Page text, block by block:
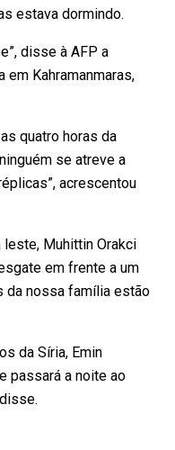
estava dormindo.
disse à AFP a
em Kahramanmaras,
quatro horas da
se atreve a
acrescentou
leste, Muhittin Orakci
em frente a um
da nossa família estão
da Síria, Emin
passará a noite ao